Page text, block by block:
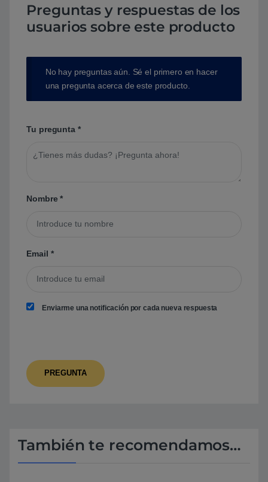
Preguntas y respuestas de los
usuarios sobre este producto
No hay preguntas aún. Sé el primero en hacer
una pregunta acerca de este producto.
Tu pregunta *
Nombre*
Email *
Enviarme una notificación por cada nueva respuesta
También te recomendamos…